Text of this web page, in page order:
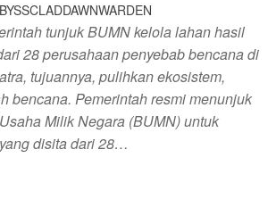
tunjuk BUMN kelola lahan hasil
28 perusahaan penyebab bencana di
tujuannya, pulihkan ekosistem,
bencana. Pemerintah resmi menunjuk
Milik Negara (BUMN) untuk
disita dari 28…